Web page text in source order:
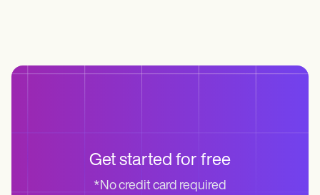
Get started for free
*No credit card required